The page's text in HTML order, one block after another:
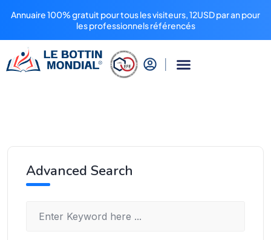
Annuaire 100% gratuit pour tous les visiteurs, 12USD par an pour
les professionnels référencés
Advanced Search